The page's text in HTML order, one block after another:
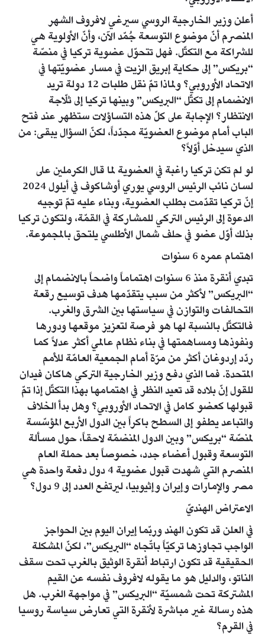
أعلن وزير الخارجية الروسي سيرغي لافروف الشهر
المنصرم أنّ موضوع التوسعة جُمّد الآن، وأنّ الأولوية هي
للشراكة مع التكتّل. فهل تتحوّل عضوية تركيا في منصّة
“بريكس” إلى حكاية إبريق الزيت في مسار عضويّتها في
الاتحاد الأوروبي؟ ولماذا تمّ نقل طلبات 12 دولة تريد
الانضمام إلى تكتّل “البريكس” وبينها تركيا إلى ثلّاجة
الانتظار؟ الإجابة على كلّ هذه التساؤلات ستظهر عند فتح
الباب أمام موضوع العضويّة مجدّداً، لكنّ السؤال يبقى: من
الذي سيدخل أوّلاً؟
لو لم تكن تركيا راغبة في العضوية لما قال الكرملين على
لسان نائب الرئيس الروسي يوري أوشاكوف في أيلول 2024
إنّ تركيا تقدّمت بطلب العضوية، وبناء عليه تمّ توجيه
الدعوة إلى الرئيس التركي للمشاركة في القمّة، ولتكون تركيا
بذلك أوّل عضو في حلف شمال الأطلسي يلتحق بالمجموعة.
اهتمام عمره 6 سنوات
تبدي أنقرة منذ 6 سنوات اهتماماً واضحاً بالانضمام إلى
“البريكس” لأكثر من سبب يتقدّمها هدف توسيع رقعة
التحالفات والتوازن في سياستها بين الشرق والغرب.
فالتكتّل بالنسبة لها هو فرصة لتعزيز موقعها ودورها
ونفوذها ومساهمتها في بناء نظام عالمي أكثر عدلاً كما
ردّد إردوغان أكثر من مرّة أمام الجمعية العامّة للأمم
المتحدة. فما الذي دفع وزير الخارجية التركي هاكان فيدان
للقول إنّ بلاده قد تعيد النظر في اهتمامها بهذا التكتّل إذا تمّ
قبولها كعضو كامل في الاتحاد الأوروبي؟ وهل بدأ الخلاف
والتباعد يطفو إلى السطح باكراً بين الدول الأربع المؤسّسة
لمنصّة “بريكس” وبين الدول المنضمّة لاحقاً، حول مسألة
التوسعة وقبول أعضاء جدد، خصوصاً بعد حملة العام
المنصرم التي شهدت قبول عضوية 4 دول دفعة واحدة هي
مصر والإمارات وإيران وإثيوبيا، ليرتفع العدد إلى 9 دول؟
الاعتراض الهنديّ
في العلن قد تكون الهند وربّما إيران اليوم بين الحواجز
الواجب تجاوزها تركيّاً باتّجاه “البريكس”، لكنّ المشكلة
الحقيقية قد تكون ارتباط أنقرة الوثيق بالغرب تحت سقف
الناتو، والدليل هو ما يقوله لافروف نفسه عن القيم
المشتركة تحت شمسيّة “البريكس” في مواجهة الغرب. هل
هذه رسالة غير مباشرة لأنقرة التي تعارض سياسة روسيا
في القرم؟